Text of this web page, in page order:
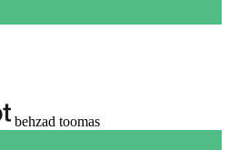
behzad toomas